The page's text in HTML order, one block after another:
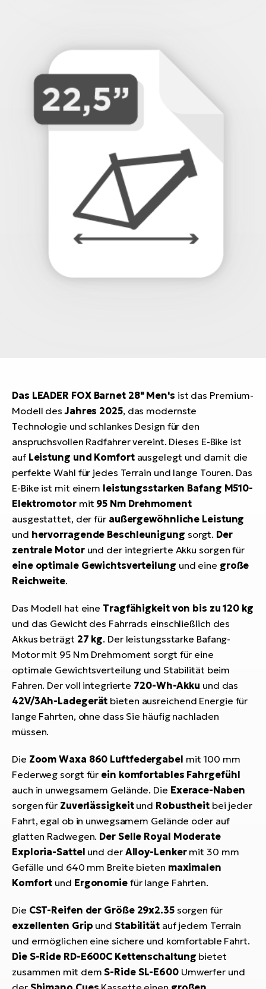
Das LEADER FOX Barnet 28" Men's ist das Premium-
Modell desJahres 2025, das modernste
Technologie und schlankes Design für den
anspruchsvollen Radfahrer vereint. Dieses E-Bike ist
auf Leistung und Komfortausgelegt und damit die
perfekte Wahl für jedes Terrain und lange Touren. Das
E-Bike ist mit einem leistungsstarken Bafang M510-
Elektromotormit 95 Nm Drehmoment
ausgestattet, der für außergewöhnliche Leistung
und hervorragende Beschleunigung sorgt. Der
zentrale Motorund der integrierte Akku sorgen für
eine optimale Gewichtsverteilung und eine große
Reichweite.
Das Modell hat eine Tragfähigkeit von bis zu 120 kg
und das Gewicht des Fahrrads einschließlich des
Akkus beträgt 27 kg. Der leistungsstarke Bafang-
Motor mit 95 Nm Drehmoment sorgt für eine
optimale Gewichtsverteilung und Stabilität beim
Fahren. Der voll integrierte 720-Wh-Akku und das
42V/3Ah-Ladegerät bieten ausreichend Energie für
lange Fahrten, ohne dass Sie häufig nachladen
müssen.
Die Zoom Waxa 860 Luftfedergabel mit 100 mm
Federweg sorgt für ein komfortables Fahrgefühl
auch in unwegsamem Gelände. Die Exerace-Naben
sorgen für Zuverlässigkeitund Robustheitbei jeder
Fahrt, egal ob in unwegsamem Gelände oder auf
glatten Radwegen. Der Selle Royal Moderate
Exploria-Sattel und der Alloy-Lenkermit 30 mm
Gefälle und 640 mm Breite bieten maximalen
Komfort und Ergonomiefür lange Fahrten.
Die CST-Reifen der Größe 29x2.35sorgen für
exzellenten Grip und Stabilitätauf jedem Terrain
und ermöglichen eine sichere und komfortable Fahrt.
Die S-Ride RD-E600C Kettenschaltung bietet
zusammen mit demS-Ride SL-E600Umwerfer und